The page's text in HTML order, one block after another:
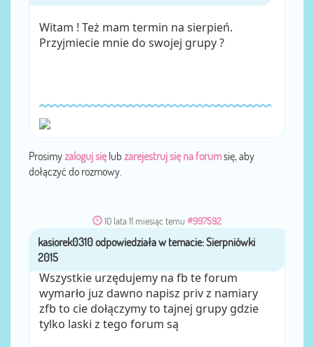
Witam ! Też mam termin na sierpień.
Przyjmiecie mnie do swojej grupy ?
Prosimyzaloguj sięlub zarejestruj się na forumsię, aby
dołączyć do rozmowy.
10 lata 11 miesiąc temu #997592
przezkasiorek0310
Wszystkie urzędujemy na fb te forum
wymarło juz dawno napisz priv z namiary
zfb to cie dołączymy to tajnej grupy gdzie
tylko laski z tego forum są